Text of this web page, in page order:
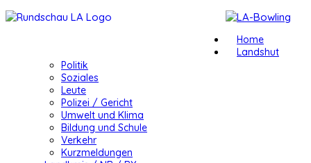
Home
Landshut
Politik
Soziales
Leute
Polizei / Gericht
Umwelt und Klima
Bildung und Schule
Verkehr
Kurzmeldungen